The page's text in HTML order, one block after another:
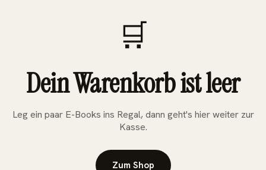
🛒
Dein Warenkorb ist leer
Leg ein paar E-Books ins Regal, dann geht's hier weiter zur
Kasse.
Zum Shop